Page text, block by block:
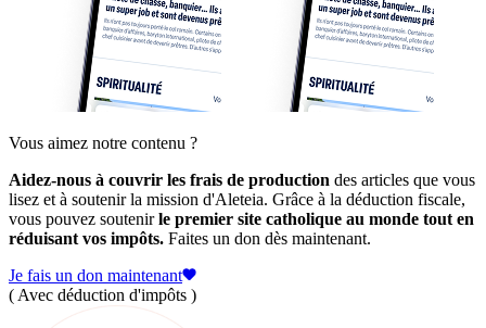
Vous aimez notre contenu ?
Aidez-nous à couvrir les frais de production des articles que vous
lisez et à soutenir la mission d'Aleteia. Grâce à la déduction fiscale,
vous pouvez soutenirle premier site catholique au monde tout en
réduisant vos impôts. Faites un don dès maintenant.
Je fais un don maintenant
( Avec déduction d'impôts )